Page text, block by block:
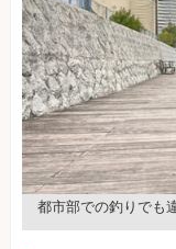
都市部での釣りでも